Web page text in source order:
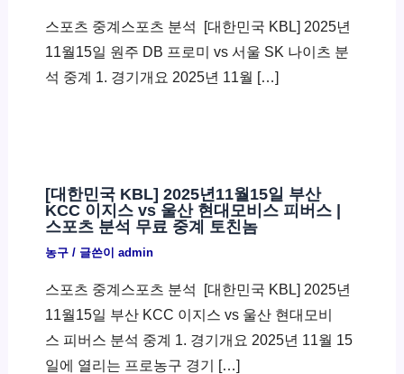
스포츠 중계스포츠 분석 ​ [대한민국 KBL] 2025년
11월15일 원주 DB 프로미 vs 서울 SK 나이츠 분
석 중계 1. 경기개요 2025년 11월 […]
[대한민국 KBL] 2025년11월15일 부산
KCC 이지스 vs 울산 현대모비스 피버스 |
스포츠 분석 무료 중계 토친놈
농구/ 글쓴이 admin
스포츠 중계스포츠 분석 ​ [대한민국 KBL] 2025년
11월15일 부산 KCC 이지스 vs 울산 현대모비
스 피버스 분석 중계 1. 경기개요 2025년 11월 15
일에 열리는 프로농구 경기 […]